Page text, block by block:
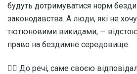
будуть дотримуватися норм
законодавства. А люди, які не
тютюновими викидами, —
право на бездимне середовище.
👉🏻 До речі, саме своєю